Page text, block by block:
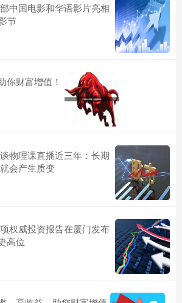
中国电影和华语影片亮相
节
你财富增值！
物理课直播近三年：长期
会产生质变
权威投资报告在厦门发布
高位